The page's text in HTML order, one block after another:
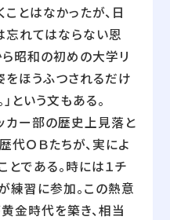
とはなかったが、日
れてはならない恩
ら昭和の初めの大学リ
ほうふつされるだけ
という文もある。
ー部の歴史上見落と
代ＯＢたちが、実によ
とである。時には１チ
練習に参加。この熱意
金時代を築き、相当